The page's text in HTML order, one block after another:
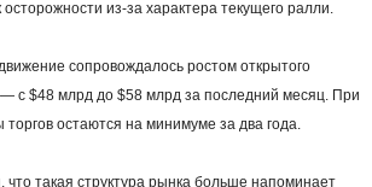
из-за характера текущего ралли.
сопровождалось ростом открытого
с $48 млрд до $58 млрд за последний месяц. При
остаются на минимуме за два года.
что такая структура рынка больше напоминает